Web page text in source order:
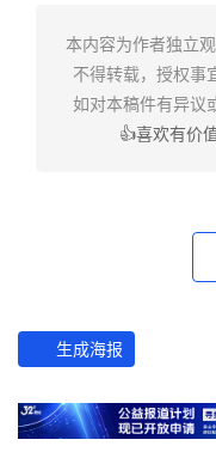
度
经
本内容为作者独立
不得转载，授权事
如对本稿件有异议
👍喜欢有价
生成海报